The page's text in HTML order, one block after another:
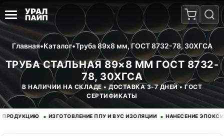
Главная•Каталог•Труба 89x8 мм, ГОСТ 8732-78, 30ХГСА
ТРУБА СТАЛЬНАЯ 89×8 ММ ГОСТ 8732-
78, 30ХГСА
В НАЛИЧИИ НА СКЛАДЕ • ДОСТАВКА 3-7 ДНЕЙ • ГОСТ
СЕРТИФИКАТЫ
• ИЗГОТОВЛЕНИЕ ППУ И ВУС ИЗОЛЯЦИИ • НАНЕСЕНИЕ